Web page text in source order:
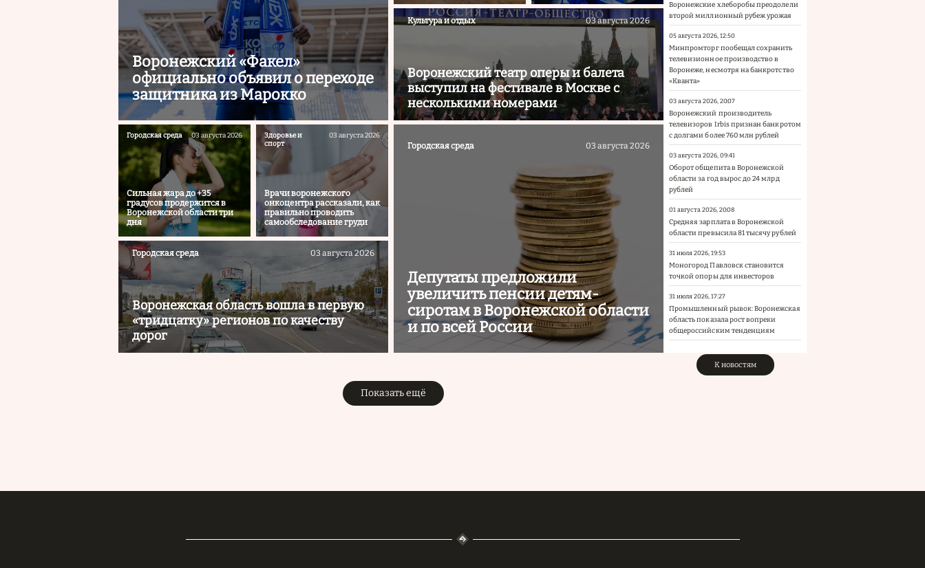
Воронежский «Факел»
официально объявил о переходе
защитника из Марокко
Культура и отдых 03 августа 2026
Воронежский театр оперы и балета
выступил на фестивале в Москве с
несколькими номерами
Городская среда 03 августа 2026
Сильная жара до +35
градусов продержится в
Воронежской области три
дня
Здоровье и
спорт
03 августа 2026
Врачи воронежского
онкоцентра рассказали, как
правильно проводить
самообследование груди
Городская среда 03 августа 2026
Воронежская область вошла в первую
«тридцатку» регионов по качеству
дорог
Городская среда 03 августа 2026
Депутаты предложили
увеличить пенсии детям-
сиротам в Воронежской области
и по всей России
Показать ещё
Воронежские хлеборобы преодолели
второй миллионный рубеж урожая
05 августа 2026, 12:50
Минпромторг пообещал сохранить
телевизионное производство в
Воронеже, несмотря на банкротство
«Кванта»
03 августа 2026, 20:07
Воронежский производитель
телевизоров Irbis признан банкротом
с долгами более 760 млн рублей
03 августа 2026, 09:41
Оборот общепита в Воронежской
области за год вырос до 24 млрд
рублей
01 августа 2026, 20:08
Средняя зарплата в Воронежской
области превысила 81 тысячу рублей
31 июля 2026, 19:53
Моногород Павловск становится
точкой опоры для инвесторов
31 июля 2026, 17:27
Промышленный рывок: Воронежская
область показала рост вопреки
общероссийским тенденциям
К новостям